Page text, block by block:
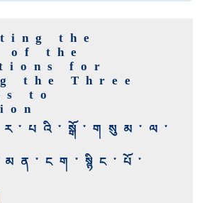
the
of the
for
the Three
to